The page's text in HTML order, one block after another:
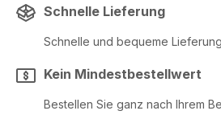
Schnelle Lieferung
Schnelle und bequeme
Kein Mindestbestellwert
Bestellen Sie ganz nach Ihrem